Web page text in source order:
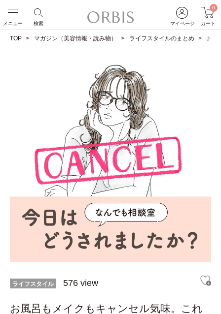
マイページ
0
カート
検索
メニュー
TOP マガジン（美容情報・読み物） ライフスタイルのまとめ お風
ライフスタイル 576 view
お風呂もメイクもキャンセル気味。これ